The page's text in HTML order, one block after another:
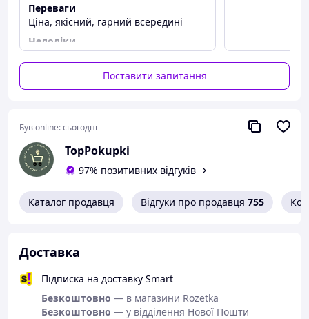
Переваги
Ціна, якісний, гарний всередині
Недоліки
Немає
Поставити запитання
Був online:сьогодні
TopPokupki
97% позитивних відгуків
Каталог продавця Відгуки про продавця 755
Доставка
Підписка на доставку Smart
Безкоштовно — в магазини Rozetka
Безкоштовно — у відділення Нової Пошти